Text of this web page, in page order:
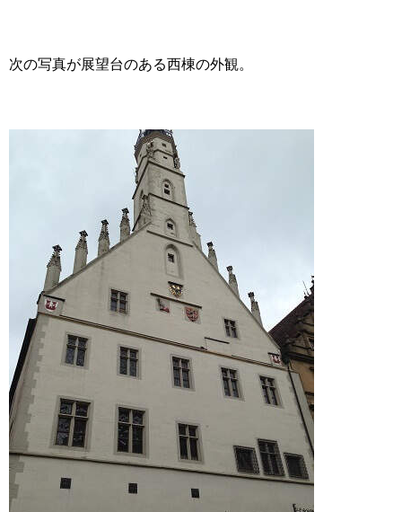
次の写真が展望台のある西棟の外観。